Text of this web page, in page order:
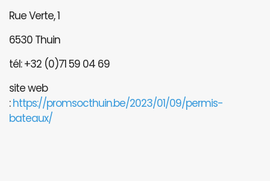
Rue Verte, 1
6530 Thuin
tél: +32 (0)71 59 04 69
site web
:https://promsocthuin.be/2023/01/09/permis-
bateaux/